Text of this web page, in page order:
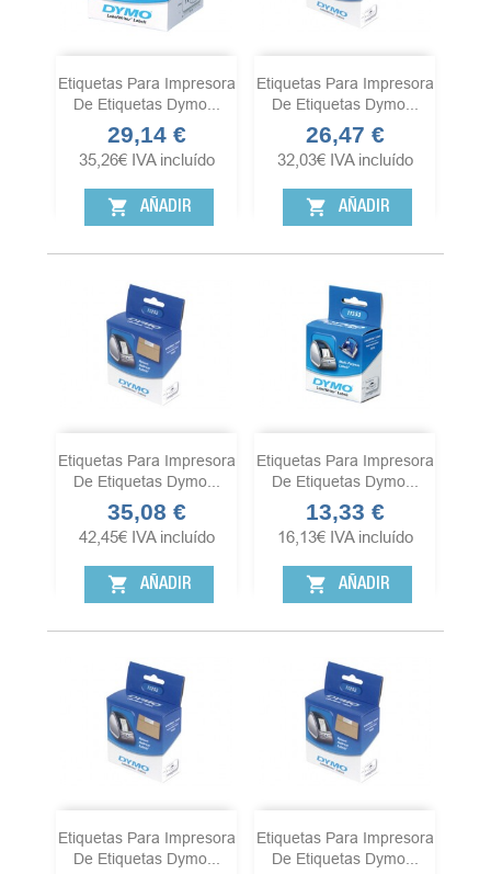
Etiquetas Para Impresora
De Etiquetas Dymo...
Precio
29,14 €
35,26€ IVA incluído
shopping_cart AÑADIR
Etiquetas Para Impresora
De Etiquetas Dymo...
Precio
26,47 €
32,03€ IVA incluído
shopping_cart AÑADIR
Etiquetas Para Impresora
De Etiquetas Dymo...
Precio
35,08 €
42,45€ IVA incluído
shopping_cart AÑADIR
Etiquetas Para Impresora
De Etiquetas Dymo...
Precio
13,33 €
16,13€ IVA incluído
shopping_cart AÑADIR
Etiquetas Para Impresora
De Etiquetas Dymo...
Etiquetas Para Impresora
De Etiquetas Dymo...